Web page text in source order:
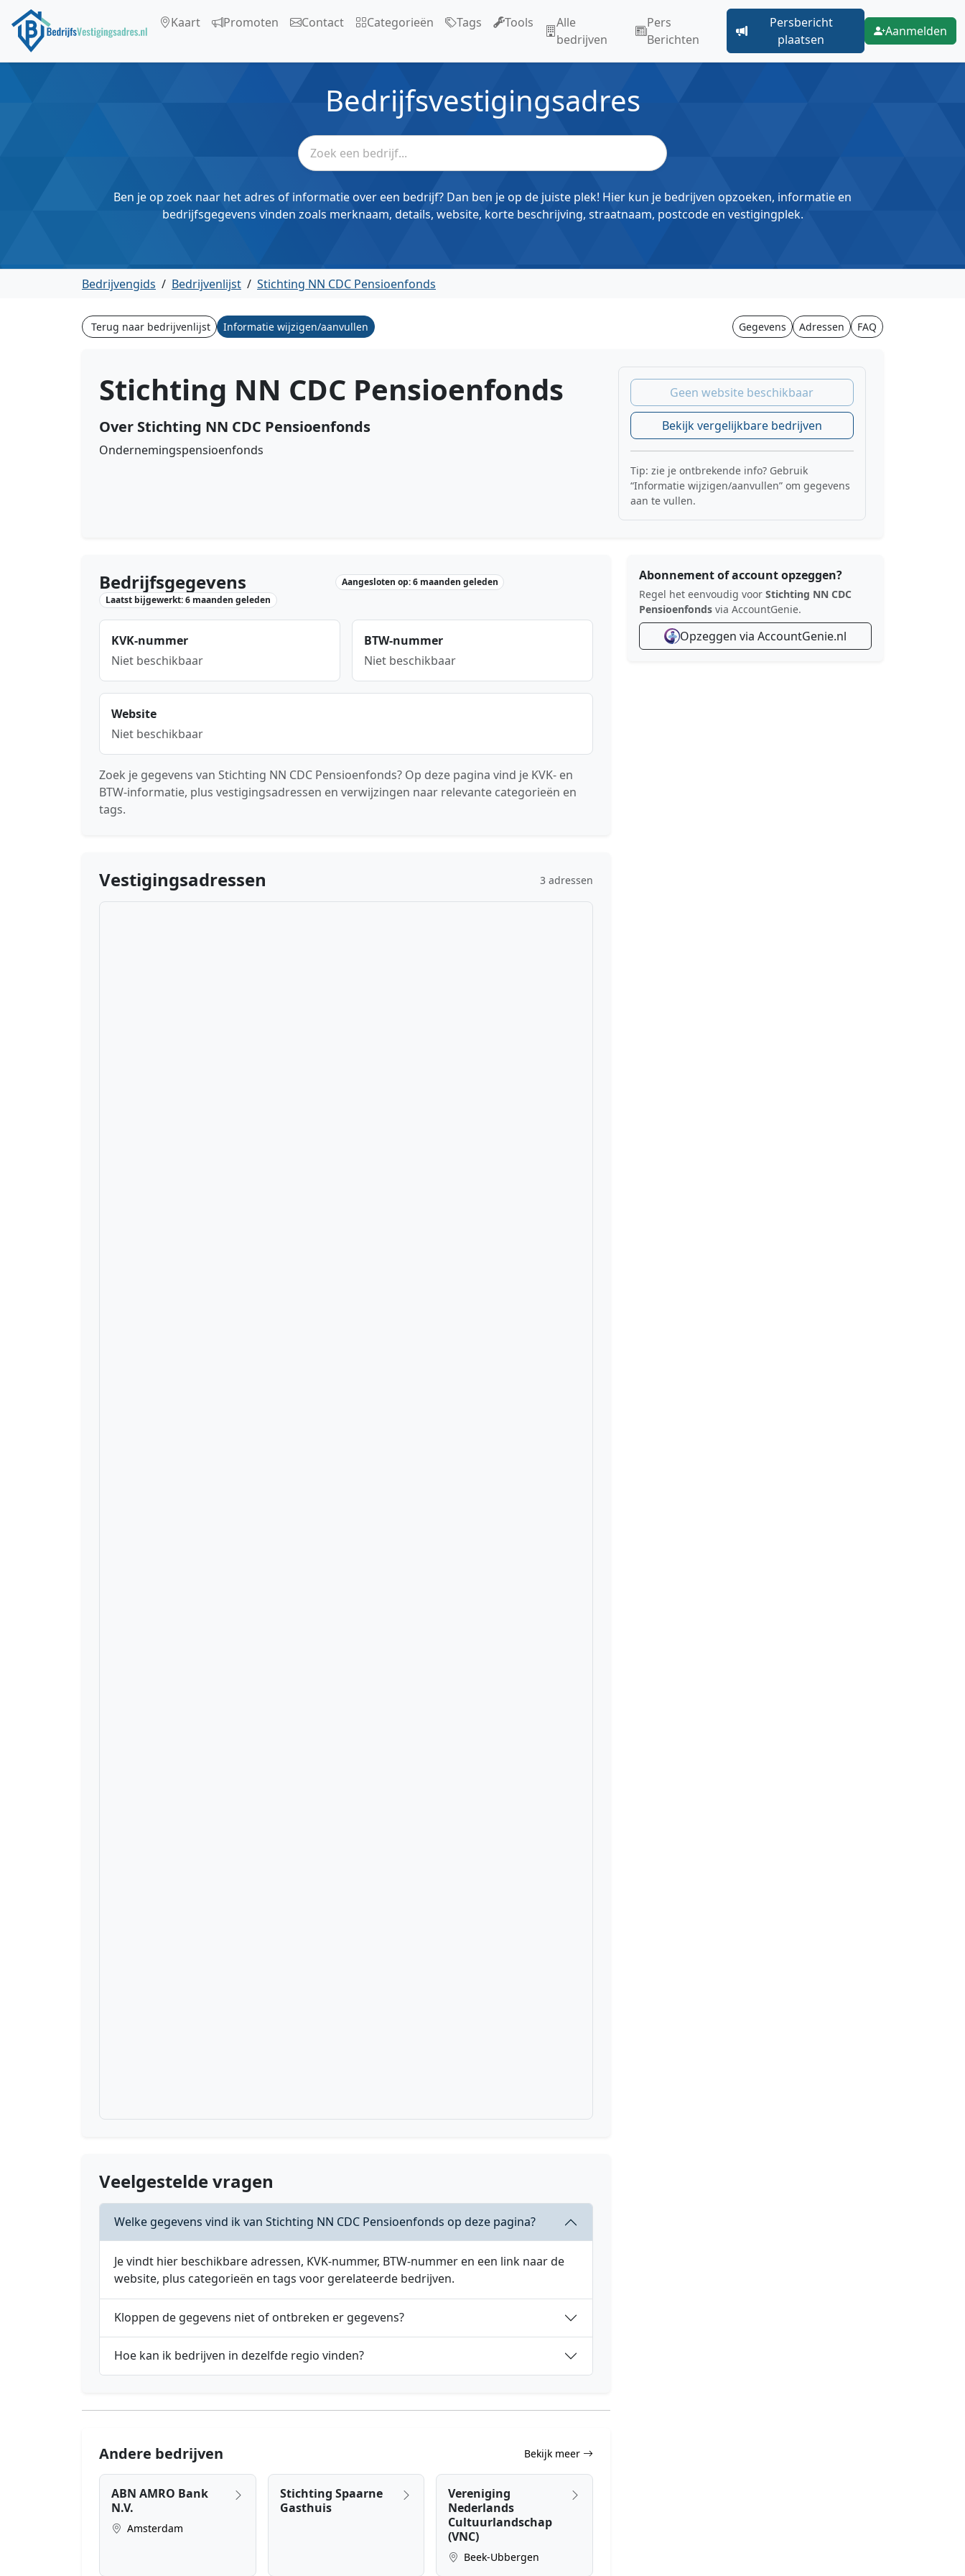
Kaart Promoten Contact Categorieën Tags Tools
Alle
bedrijven
Pers
Berichten
Persbericht
plaatsen
Aanmelden
Bedrijfsvestigingsadres
Ben je op zoek naar het adres of informatie over een bedrijf? Dan ben je op de juiste plek! Hier kun je bedrijven opzoeken, informatie en
bedrijfsgegevens vinden zoals merknaam, details, website, korte beschrijving, straatnaam, postcode en vestigingplek.
Bedrijvengids / Bedrijvenlijst / Stichting NN CDC Pensioenfonds
Terug naar bedrijvenlijst Informatie wijzigen/aanvullen Gegevens Adressen FAQ
Stichting NN CDC Pensioenfonds
Over Stichting NN CDC Pensioenfonds
Ondernemingspensioenfonds
Geen website beschikbaar
Bekijk vergelijkbare bedrijven
Tip: zie je ontbrekende info? Gebruik
“Informatie wijzigen/aanvullen” om gegevens
aan te vullen.
Bedrijfsgegevens
Aangesloten op: 6 maanden geleden
Laatst bijgewerkt: 6 maanden geleden
KVK-nummer
Niet beschikbaar
BTW-nummer
Niet beschikbaar
Website
Niet beschikbaar
Zoek je gegevens van Stichting NN CDC Pensioenfonds? Op deze pagina vind je KVK- en
BTW-informatie, plus vestigingsadressen en verwijzingen naar relevante categorieën en
tags.
Vestigingsadressen 3 adressen
Veelgestelde vragen
Welke gegevens vind ik van Stichting NN CDC Pensioenfonds op deze pagina?
Je vindt hier beschikbare adressen, KVK-nummer, BTW-nummer en een link naar de
website, plus categorieën en tags voor gerelateerde bedrijven.
Kloppen de gegevens niet of ontbreken er gegevens?
Hoe kan ik bedrijven in dezelfde regio vinden?
Andere bedrijven Bekijk meer
ABN AMRO Bank
N.V.
Amsterdam
Stichting Spaarne
Gasthuis
Vereniging
Nederlands
Cultuurlandschap
(VNC)
Beek-Ubbergen
Abonnement of account opzeggen?
Regel het eenvoudig voor Stichting NN CDC
Pensioenfonds via AccountGenie.
Opzeggen via AccountGenie.nl